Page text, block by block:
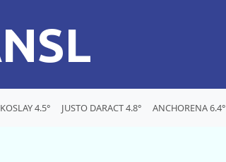
4.5° JUSTO DARACT 4.8° ANCHORENA 6.4°